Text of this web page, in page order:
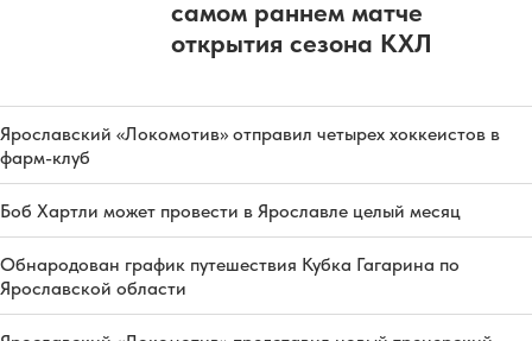
самом раннем матче
открытия сезона КХЛ
Ярославский «Локомотив» отправил четырех хоккеистов в
фарм-клуб
Боб Хартли может провести в Ярославле целый месяц
Обнародован график путешествия Кубка Гагарина по
Ярославской области